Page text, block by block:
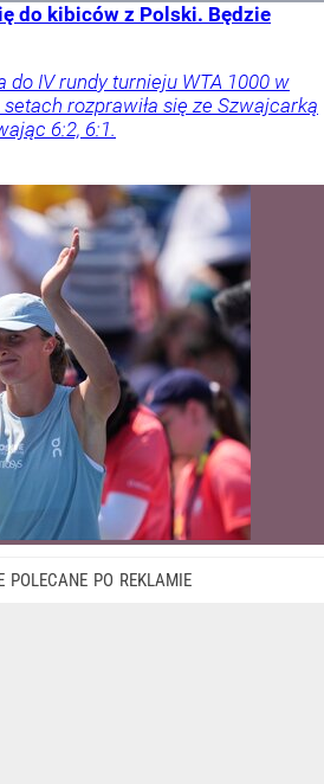
do kibiców z Polski. Będzie
do IV rundy turnieju WTA 1000 w
rozprawiła się ze Szwajcarką
6:2, 6:1.